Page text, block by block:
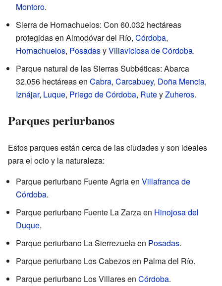
Montoro.
Sierra de Hornachuelos: Con 60.032 hectáreas
protegidas en Almodóvar del Río, Córdoba,
Hornachuelos, PosadasyVillaviciosa de Córdoba.
Parque natural de las Sierras Subbéticas: Abarca
32.056 hectáreas en Cabra, Carcabuey, Doña Mencia,
Iznájar, Luque, Priego de Córdoba, RuteyZuheros.
Parques periurbanos
Estos parques están cerca de las ciudades y son ideales
para el ocio y la naturaleza:
Parque periurbano Fuente Agria en Villafranca de
Córdoba.
Parque periurbano Fuente La Zarza en Hinojosa del
Duque.
Parque periurbano La Sierrezuela en Posadas.
Parque periurbano Los Cabezos en Palma del Río.
Parque periurbano Los Villares en Córdoba.